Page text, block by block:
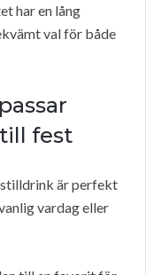
har en lång
val för både
fest
är perfekt
vardag eller